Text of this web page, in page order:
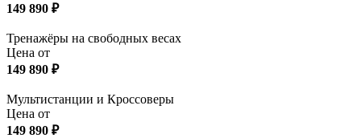
149 890 ₽
Тренажёры на свободных весах
Цена от
149 890 ₽
Мультистанции и Кроссоверы
Цена от
149 890 ₽